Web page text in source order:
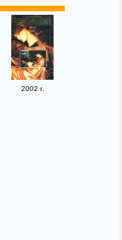
2002 г.